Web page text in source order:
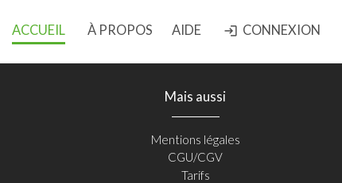
ACCUEIL À PROPOS AIDE login CONNEXION
Mais aussi
Mentions légales
CGU/CGV
Tarifs